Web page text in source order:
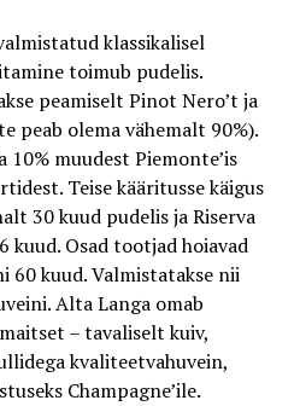
klassikalisel
toimub pudelis.
peamiselt Pinot Nero’t ja
peab olema vähemalt 90%).
10% muudest Piemonte’is
Teise kääritusse käigus
30 kuud pudelis ja Riserva
kuud. Osad tootjad hoiavad
60 kuud. Valmistatakse nii
Alta Langa omab
– tavaliselt kuiv,
kvaliteetvahuvein,
Champagne’ile.